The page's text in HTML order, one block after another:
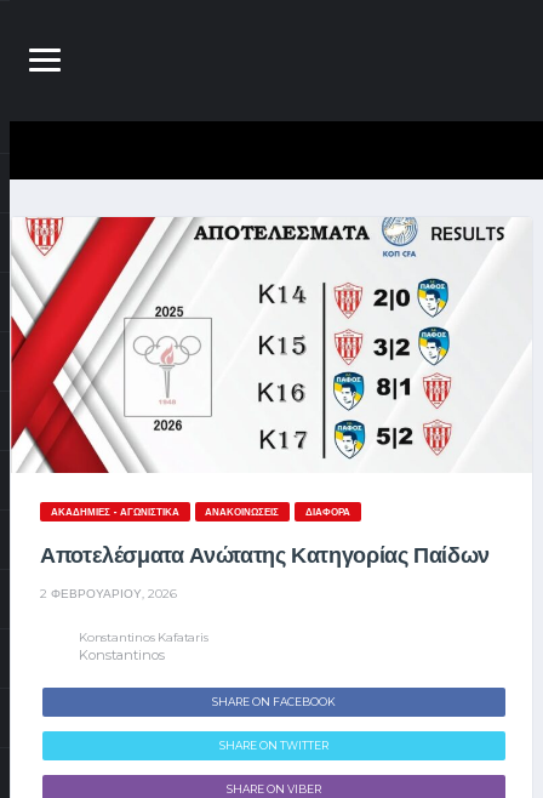
ΑΚΑΔΗΜΊΕΣ - ΑΓΩΝΙΣΤΙΚΆ ΑΝΑΚΟΙΝΏΣΕΙΣ ΔΙΆΦΟΡΑ
Αποτελέσματα Ανώτατης Κατηγορίας Παίδων
2 ΦΕΒΡΟΥΑΡΊΟΥ, 2026
Konstantinos Kafataris
Konstantinos
SHARE ON FACEBOOK
SHARE ON TWITTER
SHARE ON VIBER